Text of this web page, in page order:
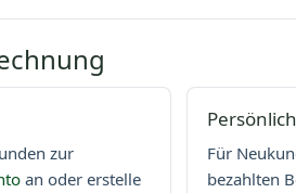
zur
an oder erstelle
Für
bezahlten